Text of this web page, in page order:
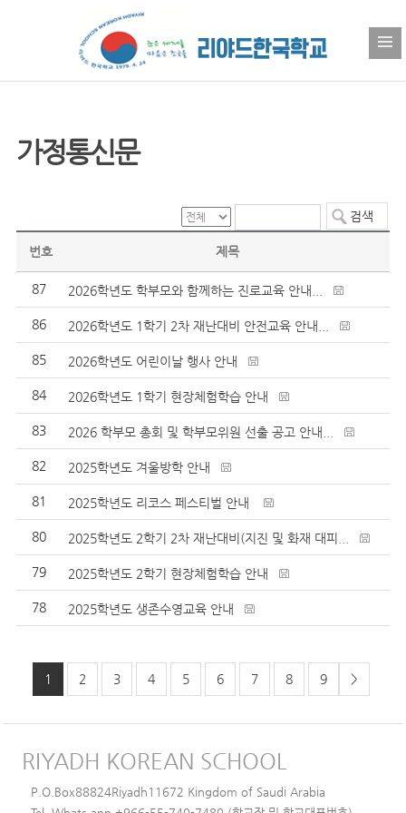
가정통신문
번호 제목
87 2026학년도 학부모와 함께하는 진로교육 안내...
86 2026학년도 1학기 2차 재난대비 안전교육 안내...
85 2026학년도 어린이날 행사 안내
84 2026학년도 1학기 현장체험학습 안내
83 2026 학부모 총회 및 학부모위원 선출 공고 안내...
82 2025학년도 겨울방학 안내
81 2025학년도 리코스 페스티벌 안내
80 2025학년도 2학기 2차 재난대비(지진 및 화재 대피...
79 2025학년도 2학기 현장체험학습 안내
78 2025학년도 생존수영교육 안내
1 2 3 4 5 6 7 8 9 >
RIYADH KOREAN SCHOOL
P.O.Box88824Riyadh11672 Kingdom of Saudi Arabia